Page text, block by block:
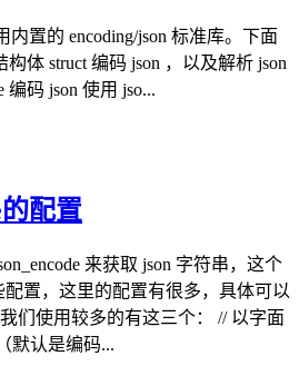
内置的 encoding/json 标准库。下面
体 struct 编码 json ，以及解析 json
编码 json 使用 jso...
配置
来获取 json 字符串，这个
置，这里的配置有很多，具体可以
们使用较多的有这三个： // 以字面
默认是编码...